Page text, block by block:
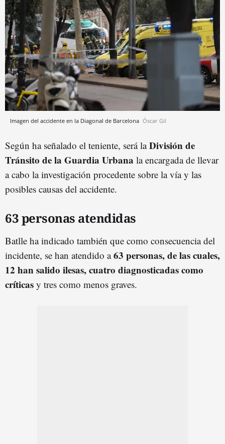
Imagen del accidente en la Diagonal de Barcelona Óscar Gil
Según ha señalado el teniente, será laDivisión de
Tránsito de la Guardia Urbana la encargada de llevar
a cabo la investigación procedente sobre la vía y las
posibles causas del accidente.
63 personas atendidas
Batlle ha indicado también que como consecuencia del
incidente, se han atendido a63 personas, de las cuales,
12 han salido ilesas, cuatro diagnosticadas como
críticas y tres como menos graves.